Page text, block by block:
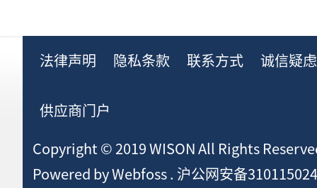
法律声明 隐私条款 联系方式 诚信疑
供应商门户
Copyright © 2019 WISON All Rights
Powered byWebfoss. 沪公网安备